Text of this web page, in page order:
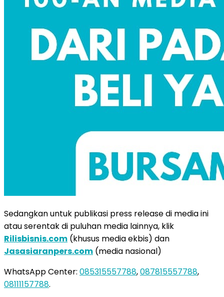
Sedangkan untuk publikasi press release di media ini
atau serentak di puluhan media lainnya, klik
Rilisbisnis.com (khusus media ekbis) dan
Jasasiaranpers.com (media nasional)
WhatsApp Center: 085315557788,087815557788,
08111157788.